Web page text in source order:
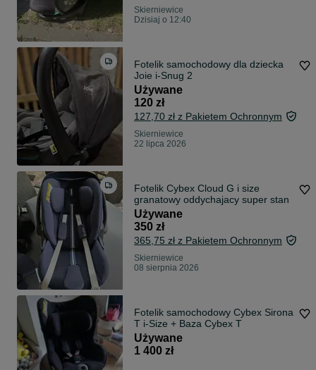
Skierniewice
Dzisiaj o 12:40
Fotelik samochodowy dla dziecka
Joie i-Snug 2
Używane
120 zł
127,70 zł z Pakietem Ochronnym
Skierniewice
22 lipca 2026
Fotelik Cybex Cloud G i size
granatowy oddychajacy super stan
Używane
350 zł
365,75 zł z Pakietem Ochronnym
Skierniewice
08 sierpnia 2026
Fotelik samochodowy Cybex Sirona
T i-Size + Baza Cybex T
Używane
1 400 zł